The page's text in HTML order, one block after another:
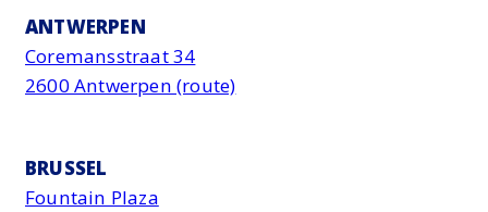
ANTWERPEN
Coremansstraat 34
2600 Antwerpen (route)
BRUSSEL
Fountain Plaza